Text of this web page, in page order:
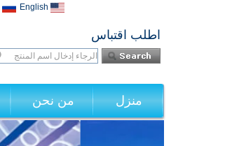
English
اطلب اقتباس
منزل من نحن